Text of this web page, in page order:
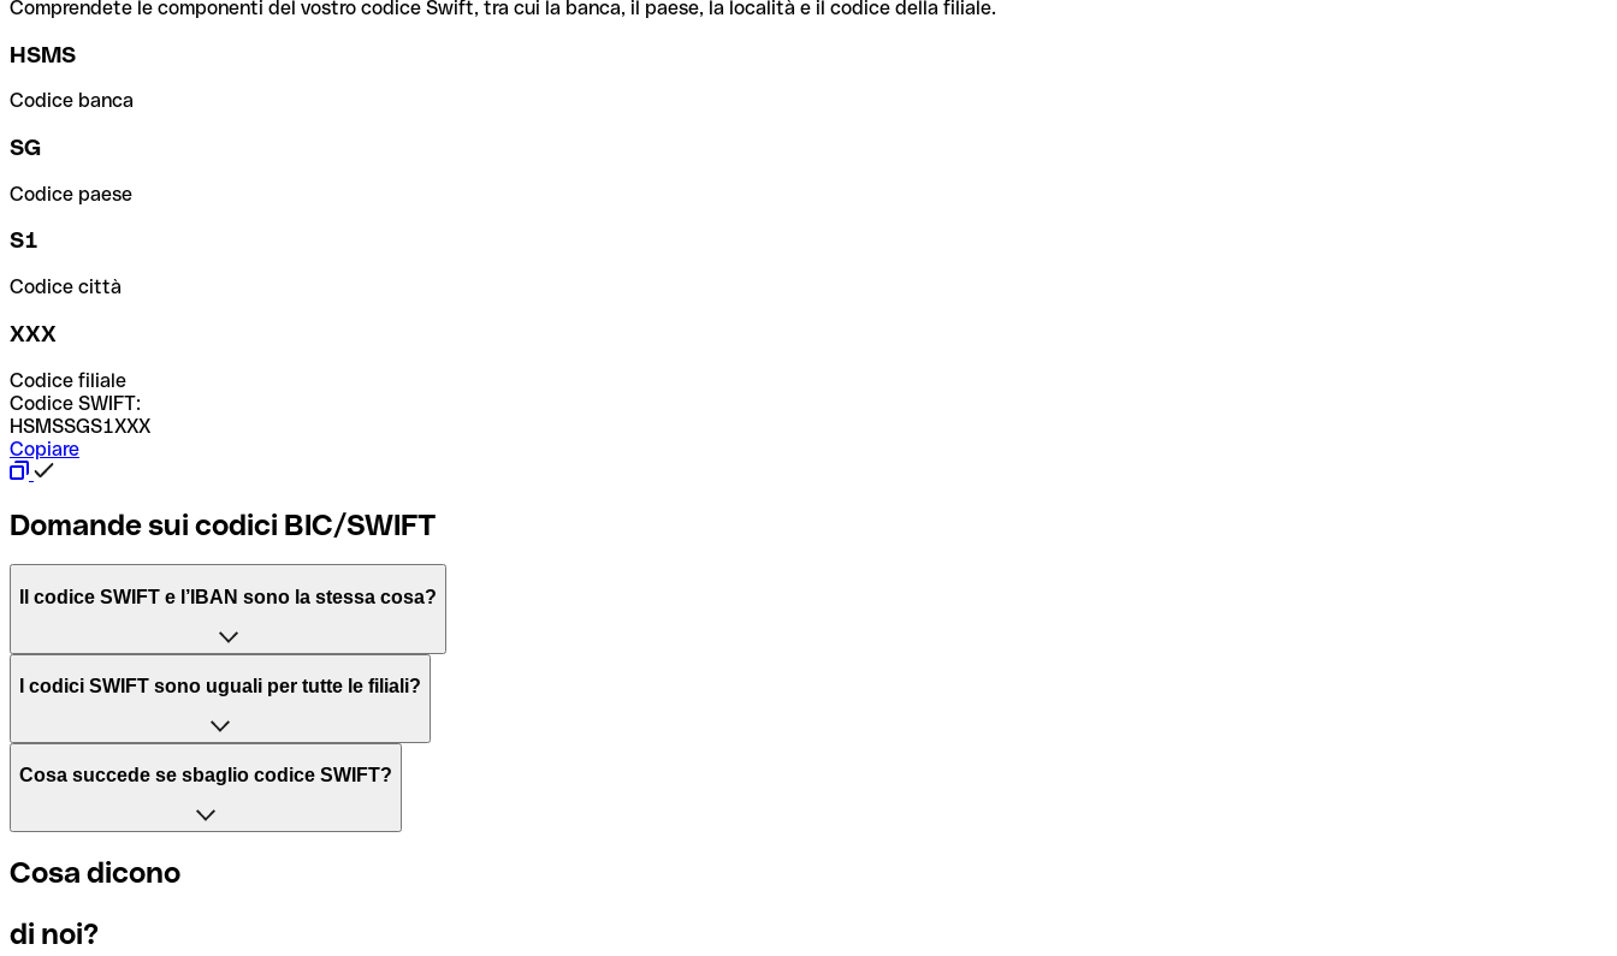
Comprendete le componenti del vostro codice Swift, tra cui la banca, il paese, la località e il codice della filiale.
HSMS
Codice banca
SG
Codice paese
S1
Codice città
XXX
Codice filiale
Codice SWIFT:
HSMSSGS1XXX
Copiare
Domande sui codici BIC/SWIFT
Il codice SWIFT e l’IBAN sono la stessa cosa?
L'acronimo SWIFT sta per “Society for Worldwide Interbank Financial Telecommunication”, una rete globale per l’elaborazione dei pagamenti tra diversi Paesi.
Il BIC, invece, sta per “Bank Identifier Code” ed è una sequenza di caratteri necessaria per indirizzare un bonifico internazionale.
I codici SWIFT sono uguali per tutte le filiali?
Dipende dalle banche. In alcuni casi le banche utilizzano lo stesso codice SWIFT per filiali diverse. In altri casi, le banche preferiscono avere un codice SWIFT dedicato per ogni
Per sapere a quale filiale fa riferimento un codice SWIFT, è necessario controllare le ultime cifre. Se il codice termina con XXX, significa che è il codice SWIFT della sede centrale.
Cosa succede se sbaglio codice SWIFT?
Se per caso invii un pagamento a un codice SWIFT esistente ma sbagliato, la banca ricevente deve segnalare che non gestisce il conto del destinatario e stornare il pagamento.
Se ti accorgi di aver usato un codice SWIFT sbagliato, contatta immediatamente la tua banca e chiedi di annullare la transazione.
Cosa dicono
di noi?